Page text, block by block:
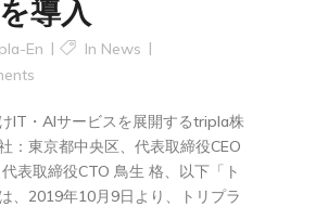
導入
En In News
IT・AIサービスを展開するtripla株
：東京都中央区、代表取締役CEO
表取締役CTO 鳥生 格、以下「ト
、2019年10月9日より、トリプラ